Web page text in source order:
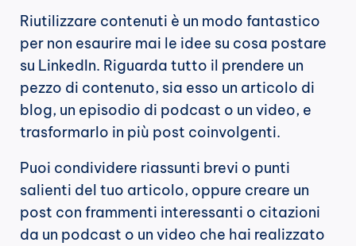
Riutilizzare contenuti è un modo fantastico
per non esaurire mai le idee su cosa postare
su LinkedIn. Riguarda tutto il prendere un
pezzo di contenuto, sia esso un articolo di
blog, un episodio di podcast o un video, e
trasformarlo in più post coinvolgenti.
Puoi condividere riassunti brevi o punti
salienti del tuo articolo, oppure creare un
post con frammenti interessanti o citazioni
da un podcast o un video che hai realizzato